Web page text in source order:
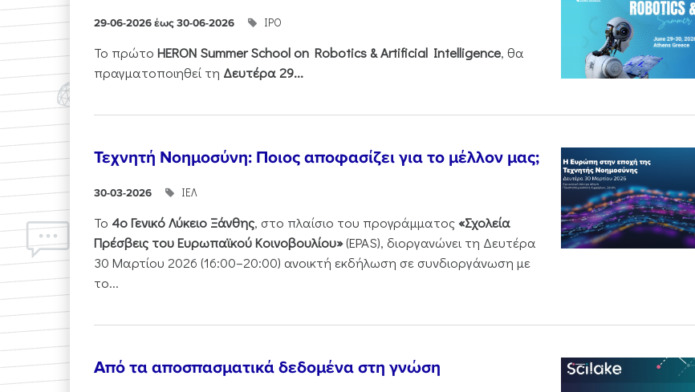
29-06-2026 έως 30-06-2026 ΙΡΟ
Το πρώτο HERON SummerSchoolon Robotics &Artificial Intelligence, θα
πραγματοποιηθεί τη Δευτέρα 29...
Τεχνητή Νοημοσύνη: Ποιος αποφασίζει για το μέλλον μας;
30-03-2026 ΙΕΛ
Το 4ο Γενικό Λύκειο Ξάνθης, στο πλαίσιο του προγράμματος«Σχολεία
Πρέσβεις του Ευρωπαϊκού Κοινοβουλίου»(EPAS), διοργανώνει τη Δευτέρα
30 Μαρτίου 2026 (16:00–20:00) ανοικτή εκδήλωση σε συνδιοργάνωση με
το...
Από τα αποσπασματικά δεδομένα στη γνώση